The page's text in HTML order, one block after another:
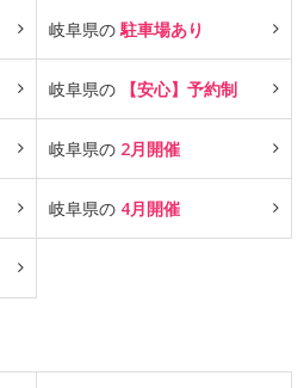
岐阜県の駐車場あり
岐阜県の 【安心】予約制
岐阜県の 2月開催
岐阜県の 4月開催